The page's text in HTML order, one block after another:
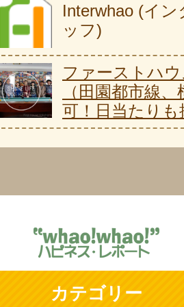
Interwhao (イ
ッフ)
ファーストハ
（田園都市線
可！日当たりも
カテゴリー